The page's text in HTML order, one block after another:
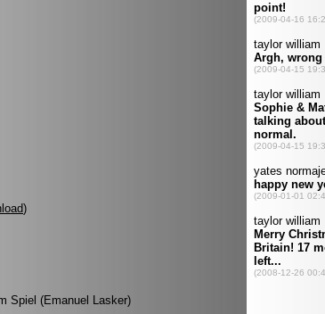
)
Spiel (Emanuel Lasker)